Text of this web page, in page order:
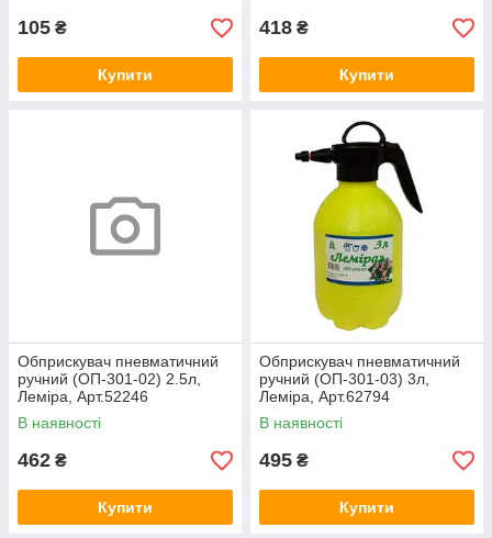
105 ₴
Купити
418 ₴
Купити
Обприскувач пневматичний
ручний (ОП-301-02) 2.5л,
Леміра, Арт.52246
В наявності
462 ₴
Купити
Обприскувач пневматичний
ручний (ОП-301-03) 3л,
Леміра, Арт.62794
В наявності
495 ₴
Купити